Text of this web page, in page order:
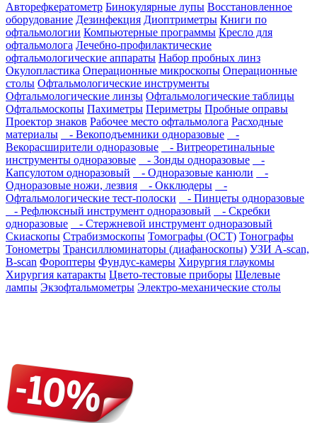
Авторефкератометр Бинокулярные лупы Восстановленное
оборудование Дезинфекция Диоптриметры Книги по
офтальмологии Компьютерные программы Кресло для
офтальмолога Лечебно-профилактические
офтальмологические аппараты Набор пробных линз
Окулопластика Операционные микроскопы Операционные
столы Офтальмологические инструменты
Офтальмологические линзы Офтальмологические таблицы
Офтальмоскопы Пахиметры Периметры Пробные оправы
Проектор знаков Рабочее место офтальмолога Расходные
материалы
- Векоподъемники одноразовые
-
Векорасширители одноразовые
- Витреоретинальные
инструменты одноразовые
- Зонды одноразовые
-
Капсулотом одноразовый
- Одноразовые канюли
-
Одноразовые ножи, лезвия
- Окклюдеры
-
Офтальмологические тест-полоски
- Пинцеты одноразовые
- Рефлюксный инструмент одноразовый
- Скребки
одноразовые
- Стержневой инструмент одноразовый
Скиаскопы Страбизмоскопы Томографы (OCT) Тонографы
Тонометры Трансиллюминаторы (диафаноскопы) УЗИ A-scan,
B-scan Фороптеры Фундус-камеры Хирургия глаукомы
Хирургия катаракты Цвето-тестовые приборы Щелевые
лампы Экзофтальмометры Электро-механические столы